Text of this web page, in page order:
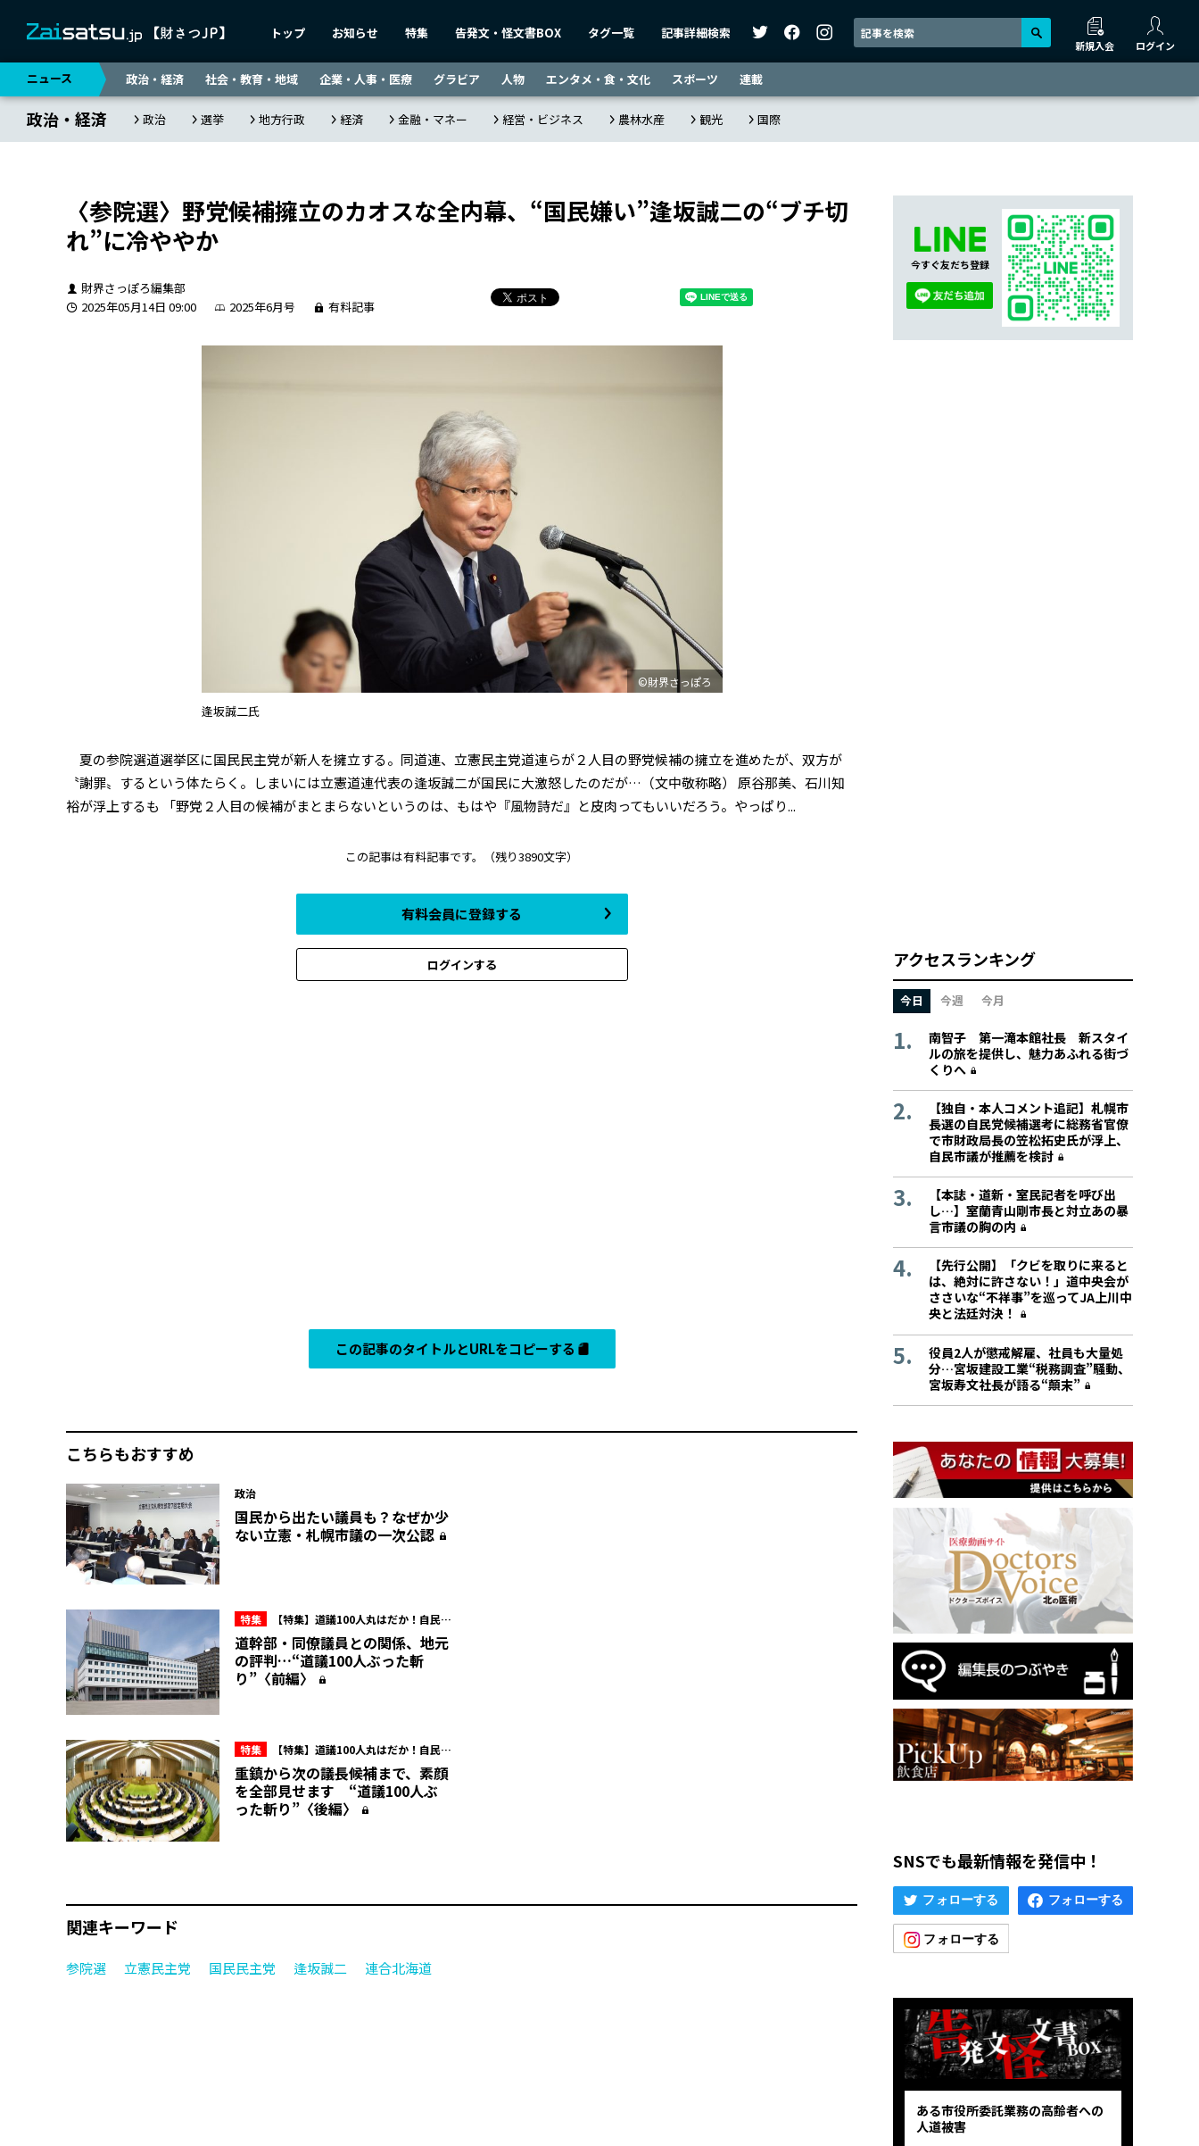
トップ お知らせ 特集 告発文・怪文書BOX タグ一覧 記事詳細検索
新規入会 ログイン
ニュース 政治・経済 社会・教育・地域 企業・人事・医療 グラビア 人物 エンタメ・食・文化 スポーツ 連載
政治・経済 政治 選挙 地方行政 経済 金融・マネー 経営・ビジネス 農林水産 観光 国際
〈参院選〉野党候補擁立のカオスな全内幕、“国民嫌い”逢坂誠二の“ブチ切
れ”に冷ややか
財界さっぽろ編集部
2025年05月14日 09:00
2025年6月号 有料記事
©財界さっぽろ
逢坂誠二氏
夏の参院選道選挙区に国民民主党が新人を擁立する。同道連、立憲民主党道連らが２人目の野党候補の擁立を進めたが、双方が
〝謝罪〟するという体たらく。しまいには立憲道連代表の逢坂誠二が国民に大激怒したのだが…（文中敬称略） 原谷那美、石川知
裕が浮上するも 「野党２人目の候補がまとまらないというのは、もはや『風物詩だ』と皮肉ってもいいだろう。やっぱり...
この記事は有料記事です。 （残り3890文字）
有料会員に登録する
ログインする
この記事のタイトルとURLをコピーする
こちらもおすすめ
政治
国民から出たい議員も？なぜか少
ない立憲・札幌市議の一次公認
特集
【特集】道議100人丸はだか！自民会
派内のマル秘情報を赤裸々に！北海道議
会“ここだけの話”
道幹部・同僚議員との関係、地元
の評判…“道議100人ぶった斬
り”〈前編〉
特集
【特集】道議100人丸はだか！自民会
派内のマル秘情報を赤裸々に！北海道議
会“ここだけの話”
重鎮から次の議長候補まで、素顔
を全部見せます “道議100人ぶ
った斬り”〈後編〉
関連キーワード
参院選 立憲民主党 国民民主党 逢坂誠二 連合北海道
今すぐ友だち登録
アクセスランキング
今日 今週 今月
南智子 第一滝本館社長 新スタイ
ルの旅を提供し、魅力あふれる街づ
くりへ
【独自・本人コメント追記】札幌市
長選の自民党候補選考に総務省官僚
で市財政局長の笠松拓史氏が浮上、
自民市議が推薦を検討
【本誌・道新・室民記者を呼び出
し…】室蘭青山剛市長と対立あの暴
言市議の胸の内
【先行公開】「クビを取りに来ると
は、絶対に許さない！」道中央会が
ささいな“不祥事”を巡ってJA上川中
央と法廷対決！
役員2人が懲戒解雇、社員も大量処
分…宮坂建設工業“税務調査”騒動、
宮坂寿文社長が語る“顛末”
SNSでも最新情報を発信中！
ある市役所委託業務の高齢者への
人道被害